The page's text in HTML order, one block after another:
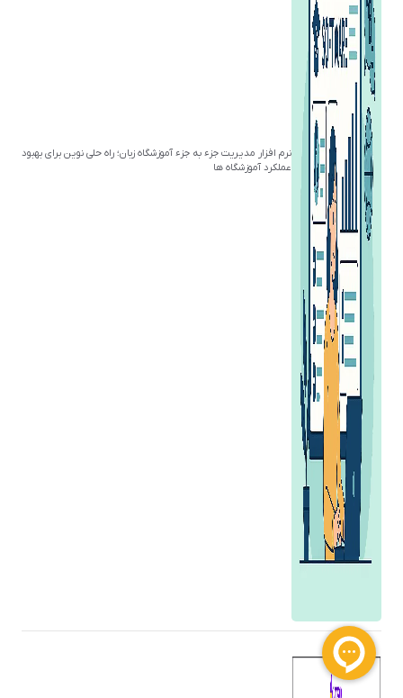
نرم افزار مدیریت جزء به جزء آموزشگاه زبان؛ راه حلی نوین برای بهبود
عملکرد آموزشگاه ها